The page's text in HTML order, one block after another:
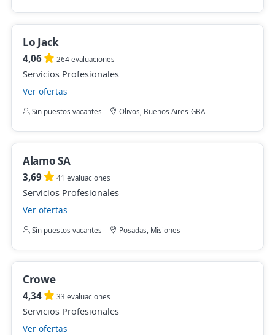
Lo Jack
4,06 264 evaluaciones
Servicios Profesionales
Ver ofertas
Sin puestos vacantes Olivos, Buenos Aires-GBA
Alamo SA
3,69 41 evaluaciones
Servicios Profesionales
Ver ofertas
Sin puestos vacantes Posadas, Misiones
Crowe
4,34 33 evaluaciones
Servicios Profesionales
Ver ofertas